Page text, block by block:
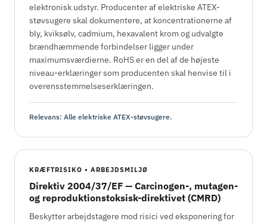
elektronisk udstyr. Producenter af elektriske ATEX-
støvsugere skal dokumentere, at koncentrationerne af
bly, kviksølv, cadmium, hexavalent krom og udvalgte
brændhæmmende forbindelser ligger under
maximumsværdierne. RoHS er en del af de højeste
niveau-erklæringer som producenten skal henvise til i
overensstemmelseserklæringen.
Relevans: Alle elektriske ATEX-støvsugere.
KRÆFTRISIKO • ARBEJDSMILJØ
Direktiv 2004/37/EF — Carcinogen-, mutagen-
og reproduktionstoksisk-direktivet (CMRD)
Beskytter arbejdstagere mod risici ved eksponering for